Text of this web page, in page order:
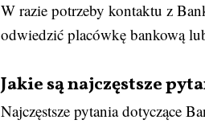
W razie potrzeby kontaktu z
odwiedzić placówkę bankową
Jakie są najczęstsze
Najczęstsze pytania dotyczące